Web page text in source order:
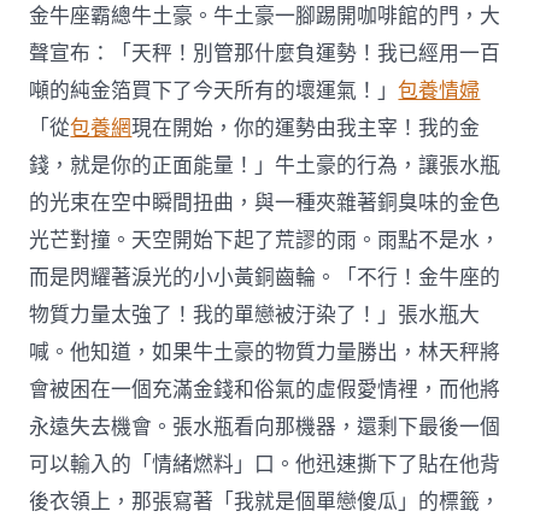
金牛座霸總牛土豪。牛土豪一腳踢開咖啡館的門，大
聲宣布：「天秤！別管那什麼負運勢！我已經用一百
噸的純金箔買下了今天所有的壞運氣！」包養情婦
「從包養網現在開始，你的運勢由我主宰！我的金
錢，就是你的正面能量！」牛土豪的行為，讓張水瓶
的光束在空中瞬間扭曲，與一種夾雜著銅臭味的金色
光芒對撞。天空開始下起了荒謬的雨。雨點不是水，
而是閃耀著淚光的小小黃銅齒輪。「不行！金牛座的
物質力量太強了！我的單戀被汙染了！」張水瓶大
喊。他知道，如果牛土豪的物質力量勝出，林天秤將
會被困在一個充滿金錢和俗氣的虛假愛情裡，而他將
永遠失去機會。張水瓶看向那機器，還剩下最後一個
可以輸入的「情緒燃料」口。他迅速撕下了貼在他背
後衣領上，那張寫著「我就是個單戀傻瓜」的標籤，